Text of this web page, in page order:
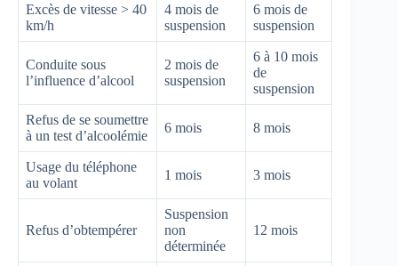
Excès de vitesse > 40
km/h
4 mois de
suspension
6 mois de
suspension
Conduite sous
l’influence d’alcool
2 mois de
suspension
6 à 10 mois
de
suspension
Refus de se soumettre
à un test d’alcoolémie
6 mois 8 mois
Usage du téléphone
au volant
1 mois 3 mois
Refus d’obtempérer
Suspension
non
déterminée
12 mois